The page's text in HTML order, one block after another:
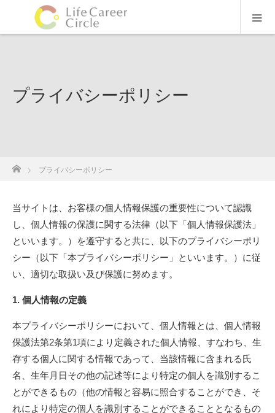
プライバシーポリシー
プライバシーポリシー
当サイトは、お客様の個人情報保護の重要性について認識
し、個人情報の保護に関する法律（以下「個人情報保護法」
といいます。）を遵守すると共に、以下のプライバシーポリ
シー（以下「本プライバシーポリシー」といいます。）に従
い、適切な取扱い及び保護に努めます。
1. 個人情報の定義
本プライバシーポリシーにおいて、個人情報とは、個人情報
保護法第2条第1項により定義された個人情報、すなわち、生
存する個人に関する情報であって、当該情報に含まれる氏
名、生年月日その他の記述等により特定の個人を識別するこ
とができるもの（他の情報と容易に照合することができ、そ
れにより特定の個人を識別することができることとなるもの